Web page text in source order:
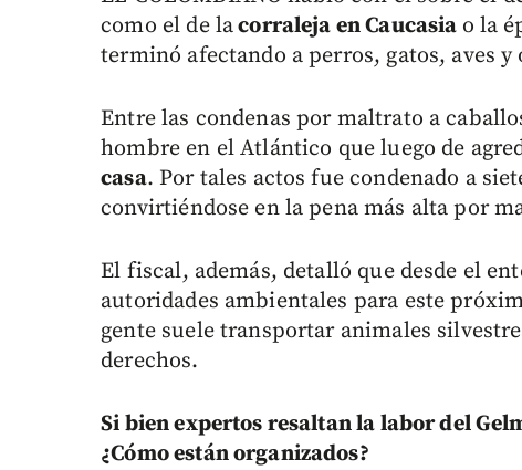
como el de lacorraleja en Caucasia o la
terminó afectando a perros, gatos, aves
Entre las condenas por maltrato a
hombre en el Atlántico que luego de
casa. Por tales actos fue condenado a
convirtiéndose en la pena más alta por
El fiscal, además, detalló que desde el
autoridades ambientales para este
gente suele transportar animales
derechos.
Si bien expertos resaltan la labor del
¿Cómo están organizados?